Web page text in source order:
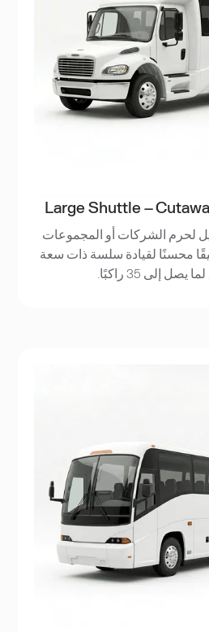
Large Shuttle –
لحرم الشركات أو المجموعات
محسنًا لقيادة سلسة ذات سعة
إلى 35 راكبًا.